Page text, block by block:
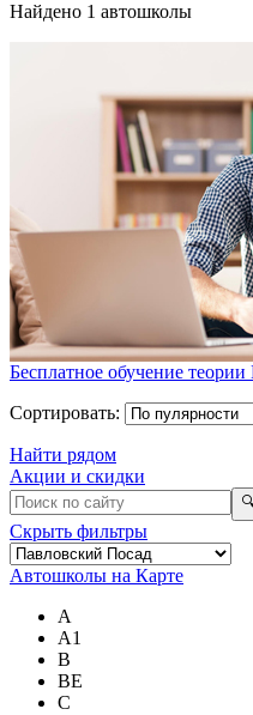
Найдено 1 автошколы
Бесплатное обучение
Сортировать:
Найти рядом
Акции и скидки
Скрыть фильтры
Автошколы на Карте
А
А1
В
ВE
С